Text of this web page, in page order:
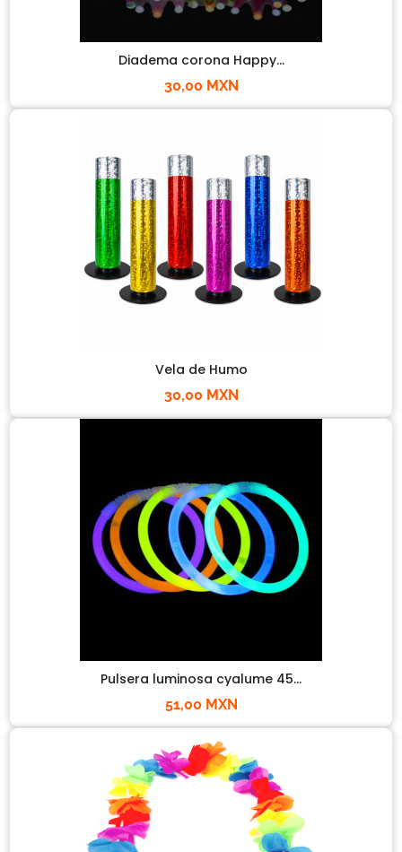
Diadema corona Happy...
30,00 MXN
Vela de Humo
30,00 MXN
Pulsera luminosa cyalume 45...
51,00 MXN